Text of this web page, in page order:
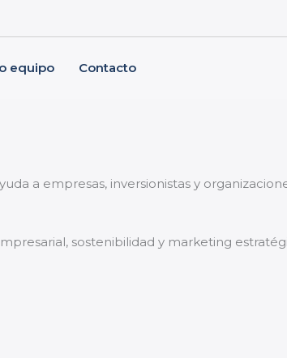
equipo Contacto
a empresas, inversionistas y
sostenibilidad y marketing